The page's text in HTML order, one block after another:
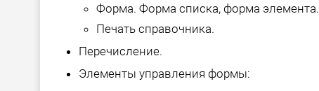
Форма. Форма списка, форма элемента.
Печать справочника.
Перечисление.
Элементы управления формы: